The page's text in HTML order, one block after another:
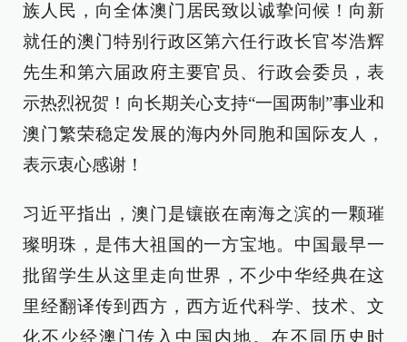
族人民，向全体澳门居民致以诚挚问候！向新
就任的澳门特别行政区第六任行政长官岑浩辉
先生和第六届政府主要官员、行政会委员，表
示热烈祝贺！向长期关心支持“一国两制”事业和
澳门繁荣稳定发展的海内外同胞和国际友人，
表示衷心感谢！
习近平指出，澳门是镶嵌在南海之滨的一颗璀
璨明珠，是伟大祖国的一方宝地。中国最早一
批留学生从这里走向世界，不少中华经典在这
里经翻译传到西方，西方近代科学、技术、文
化不少经澳门传入中国内地。在不同历史时